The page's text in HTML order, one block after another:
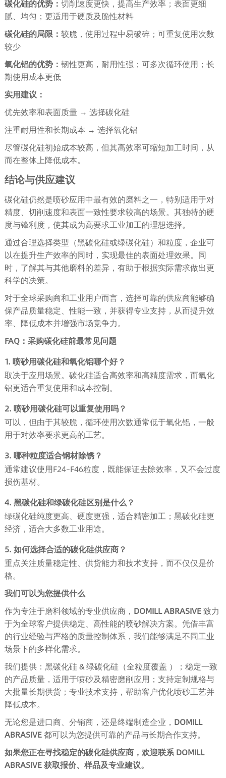
碳化硅的优势： 切削速度更快，提高生产效率；表面更细
腻、均匀；更适用于硬质及脆性材料
碳化硅的局限： 较脆，使用过程中易破碎；可重复使用次数
较少
氧化铝的优势： 韧性更高，耐用性强；可多次循环使用；长
期使用成本更低
实用建议：
优先效率和表面质量 → 选择碳化硅
注重耐用性和长期成本 → 选择氧化铝
尽管碳化硅初始成本较高，但其高效率可缩短加工时间，从
而在整体上降低成本。
结论与供应建议
碳化硅仍然是喷砂应用中最有效的磨料之一，特别适用于对
精度、切削速度和表面一致性要求较高的场景。其独特的硬
度与锋利度，使其成为高要求工业加工的理想选择。
通过合理选择类型（黑碳化硅或绿碳化硅）和粒度，企业可
以在提升生产效率的同时，实现最佳的表面处理效果。同
时，了解其与其他磨料的差异，有助于根据实际需求做出更
科学的决策。
对于全球采购商和工业用户而言，选择可靠的供应商能够确
保产品质量稳定、性能一致，并获得专业支持，从而提升效
率、降低成本并增强市场竞争力。
FAQ：采购碳化硅前最常见问题
1. 喷砂用碳化硅和氧化铝哪个好？
取决于应用场景。碳化硅适合高效率和高精度需求，而氧化
铝更适合重复使用和成本控制。
2. 喷砂用碳化硅可以重复使用吗？
可以，但由于其较脆，循环使用次数通常低于氧化铝，一般
用于对效率要求更高的工艺。
3. 哪种粒度适合钢材除锈？
通常建议使用F24–F46粒度，既能保证去除效率，又不会过度
损伤基材。
4. 黑碳化硅和绿碳化硅区别是什么？
绿碳化硅纯度更高、硬度更强，适合精密加工；黑碳化硅更
经济，适合大多数工业用途。
5. 如何选择合适的碳化硅供应商？
重点关注质量稳定性、供货能力和技术支持，而不仅仅是价
格。
我们可以为您提供什么
作为专注于磨料领域的专业供应商， DOMILL ABRASIVE致力
于为全球客户提供稳定、高性能的喷砂解决方案。凭借丰富
的行业经验与严格的质量控制体系，我们能够满足不同工业
场景下的多样化需求。
我们提供：黑碳化硅 & 绿碳化硅（全粒度覆盖 ）；稳定一致
的产品质量，适用于喷砂及精密磨削应用；支持定制规格与
大批量长期供货；专业技术支持，帮助客户优化喷砂工艺并
降低成本。
无论您是进口商、分销商，还是终端制造企业， DOMILL
ABRASIVE都可以为您提供可靠的产品与长期合作支持。
如果您正在寻找稳定的碳化硅供应商，欢迎联系 DOMILL
ABRASIVE 获取报价、样品及专业建议。